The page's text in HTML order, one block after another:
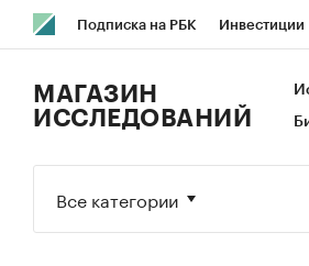
Подписка на РБК Инвестиции
Исследования Кредитные
МАГАЗИН
ИССЛЕДОВАНИЙ
Все категории